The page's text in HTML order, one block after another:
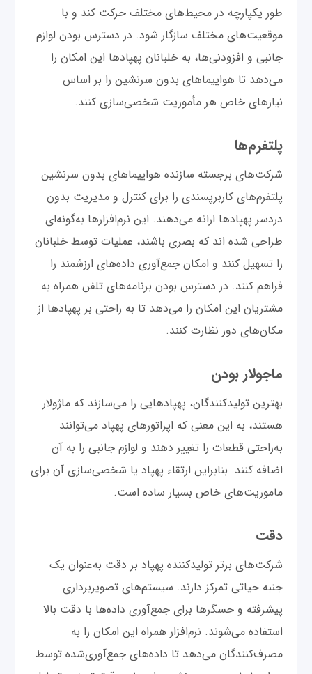
طور یکپارچه در محیط‌های مختلف حرکت کند و با
موقعیت‌های مختلف سازگار شود. در دسترس بودن لوازم
جانبی و افزودنی‌ها، به خلبانان پهپادها این امکان را
می‌دهد تا هواپیماهای بدون سرنشین را بر اساس
نیازهای خاص هر مأموریت شخصی‌سازی کنند.
پلتفرم‌ها
شرکت‌های برجسته سازنده هواپیماهای بدون سرنشین
پلتفرم‌های کاربرپسندی را برای کنترل و مدیریت بدون
دردسر پهپادها ارائه می‌دهند. این نرم‌افزارها به‌گونه‌ای
طراحی شده اند که بصری باشند، عملیات توسط خلبانان
را تسهیل ‌کنند و امکان جمع‌آوری داده‌های ارزشمند را
فراهم کنند. در دسترس بودن برنامه‌های تلفن همراه به
مشتریان این امکان را می‌دهد تا به راحتی بر پهپادها از
مکان‌های دور نظارت کنند.
ماجولار بودن
بهترین تولیدکنندگان، پهپادهایی را می‌سازند که ماژولار
هستند، به این معنی که اپراتورهای پهپاد می‌توانند
به‌راحتی قطعات را تغییر دهند و لوازم جانبی را به آن
اضافه کنند. بنابراین ارتقاء پهپاد یا شخصی‌سازی آن برای
ماموریت‌های خاص بسیار ساده است.
دقت
شرکت‌های برتر تولیدکننده پهپاد بر دقت به‌عنوان یک
جنبه حیاتی تمرکز دارند. سیستم‌های تصویربرداری
پیشرفته و حسگرها برای جمع‌آوری داده‌ها با دقت بالا
استفاده می‌شوند. نرم‌افزار همراه این امکان را به
مصرف‌کنندگان می‌دهد تا داده‌های جمع‌آوری‌شده توسط